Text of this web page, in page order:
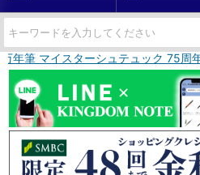
年筆 マイスターシュテュック 75周